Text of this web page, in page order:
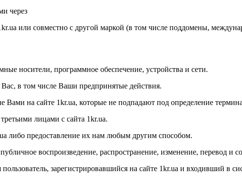
через
или совместно с другой маркой (в том числе поддомены,
носители, программное обеспечение, устройства и сети.
в том числе Ваши предпринятые действия.
Вами на сайте 1kr.ua, которые не подпадают под определение
лицами с сайта 1kr.ua.
либо предоставление их нам любым другим способом.
воспроизведение, распространение, изменение, перевод и
зарегистрировавшийся на сайте 1kr.ua и входивший в